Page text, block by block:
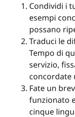
Condividi i
esempi
possano
Traduci le
Tempo di
servizio,
concordate
Fate un
funzionato
cinque